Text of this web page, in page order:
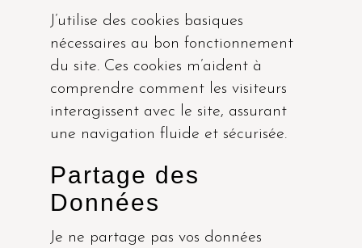
J’utilise des cookies basiques
nécessaires au bon fonctionnement
du site. Ces cookies m’aident à
comprendre comment les visiteurs
interagissent avec le site, assurant
une navigation fluide et sécurisée.
Partage des
Données
Je ne partage pas vos données